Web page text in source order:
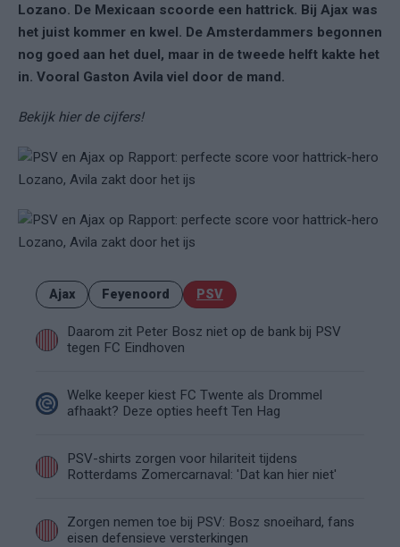
Lozano. De Mexicaan scoorde een hattrick. Bij Ajax was
het juist kommer en kwel. De Amsterdammers begonnen
nog goed aan het duel, maar in de tweede helft kakte het
in. Vooral Gaston Avila viel door de mand.
Bekijk hier de cijfers!
Ajax Feyenoord PSV
Daarom zit Peter Bosz niet op de bank bij PSV
tegen FC Eindhoven
Welke keeper kiest FC Twente als Drommel
afhaakt? Deze opties heeft Ten Hag
PSV-shirts zorgen voor hilariteit tijdens
Rotterdams Zomercarnaval: 'Dat kan hier niet'
Zorgen nemen toe bij PSV: Bosz snoeihard, fans
eisen defensieve versterkingen